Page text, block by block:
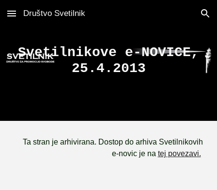
Skip to main content Skip to navigation
Društvo Svetilnik
Svetilnikove e-NOVICE,
25.4.2013
Ta stran je arhivirana. Dostop do arhiva Svetilnikovih
e-novic je na tej povezavi.